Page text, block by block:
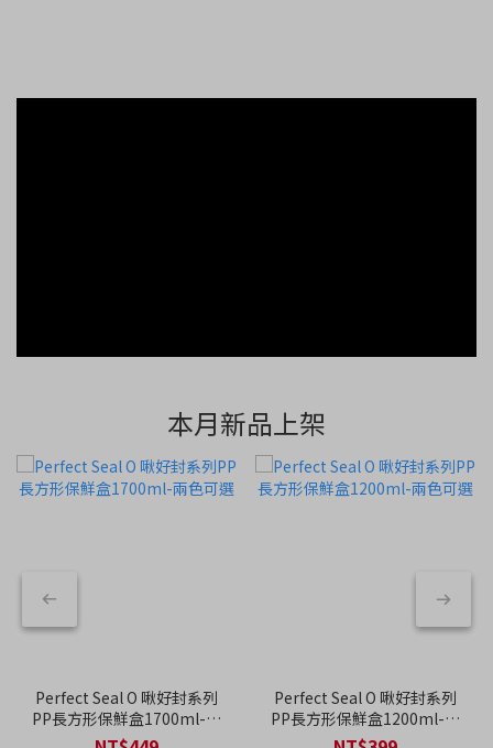
本月新品上架
Perfect Seal O 啾好封系列
PP長方形保鮮盒1700ml-兩
色可選
Perfect Seal O 啾好封系列
PP長方形保鮮盒1200ml-兩
色可選